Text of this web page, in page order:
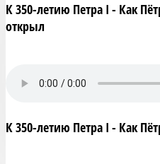
К 350-летию Петра I - Как
открыл
К 350-летию Петра I - Как